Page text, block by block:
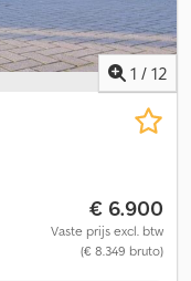
1 / 12
€ 6.900
Vaste prijs excl. btw
(€ 8.349 bruto)